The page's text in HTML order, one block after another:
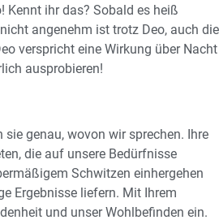
Kennt ihr das? Sobald es heiß
angenehm ist trotz Deo, auch die
verspricht eine Wirkung über Nacht
ausprobieren!
genau, wovon wir sprechen. Ihre
die auf unsere Bedürfnisse
Schwitzen einhergehen
Ergebnisse liefern. Mit Ihrem
und unser Wohlbefinden ein.